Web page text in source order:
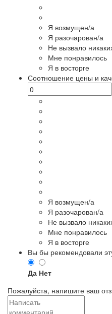
Я возмущен/а
Я разочарован/а
Не вызвало
Мне понравилось
Я в восторге
Соотношение цены и
Я возмущен/а
Я разочарован/а
Не вызвало
Мне понравилось
Я в восторге
Вы бы рекомендовали
Да Нет
Пожалуйста, напишите ваш